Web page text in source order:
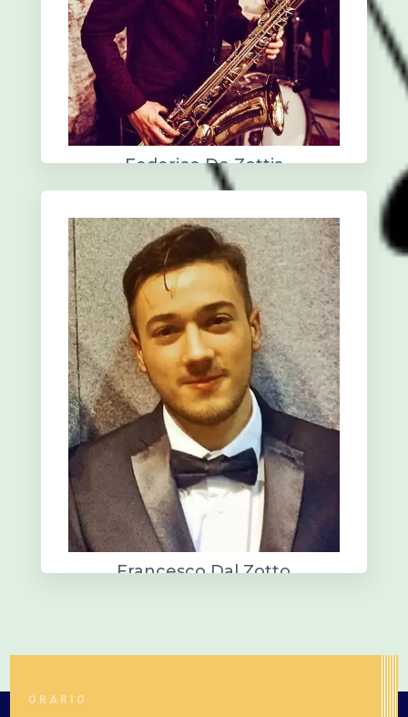
Federico De Zottis
Sax
Francesco Dal Zotto
ORARIO